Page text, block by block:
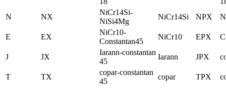
N
NX
NiCr14Si-
NiSi4Mg
NiCr14Si NPX
E EX
NiCr10-
Constantan45
NiCr10 EPX
J JX
Iarann-constantan
45
Iarann JPX
T TX
copar-constantan
45
copar TPX